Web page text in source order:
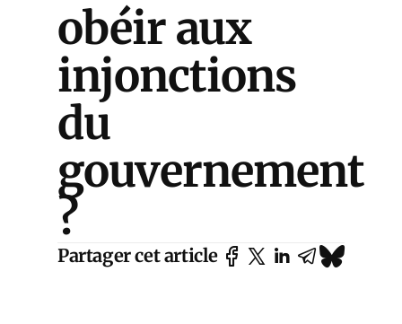
obéir aux
injonctions
du
gouvernement
?
Partager cet article